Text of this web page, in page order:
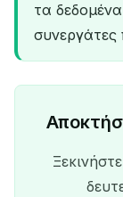
τα δεδομένα
συνεργάτες